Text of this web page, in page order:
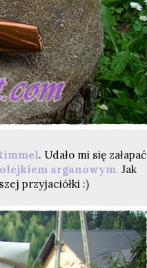
. Udało mi się załapać
arganowym. Jak
przyjaciółki :)